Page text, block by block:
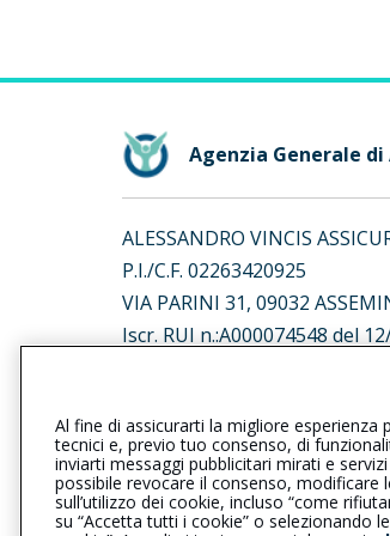
Agenzia Generale di
ALESSANDRO VINCIS
P.I./C.F. 02263420925
VIA PARINI 31, 09032
Iscr. RUI n.:A000074548 del
al seguentelink
Al fine di assicurarti la migliore esperienza
tecnici e, previo tuo consenso, di
inviarti messaggi pubblicitari mirati e
possibile revocare il consenso,
sull’utilizzo dei cookie, incluso “come
su “Accetta tutti i cookie” o selezionando